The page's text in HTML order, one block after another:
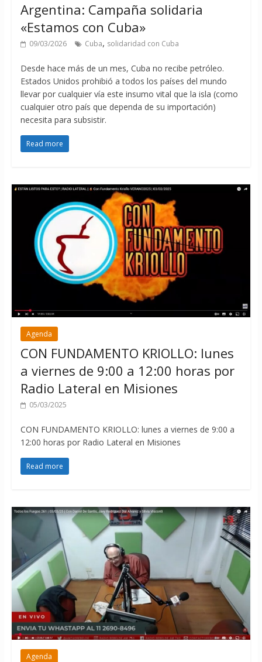
Argentina: Campaña solidaria
«Estamos con Cuba»
09/03/2026 Cuba, solidaridad con Cuba
Desde hace más de un mes, Cuba no recibe petróleo.
Estados Unidos prohibió a todos los países del mundo
llevar por cualquier vía este insumo vital que la isla (como
cualquier otro país que dependa de su importación)
necesita para subsistir.
Read more
Agenda
CON FUNDAMENTO KRIOLLO: lunes
a viernes de 9:00 a 12:00 horas por
Radio Lateral en Misiones
05/03/2025
CON FUNDAMENTO KRIOLLO: lunes a viernes de 9:00 a
12:00 horas por Radio Lateral en Misiones
Read more
Agenda